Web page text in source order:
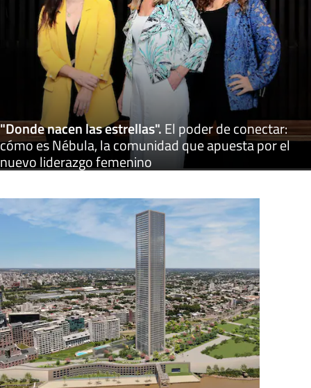
"Donde nacen las estrellas".El poder de conectar:
cómo es Nébula, la comunidad que apuesta por el
nuevo liderazgo femenino